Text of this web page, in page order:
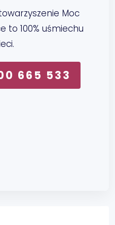
Moc
to 100% uśmiechu
665 533